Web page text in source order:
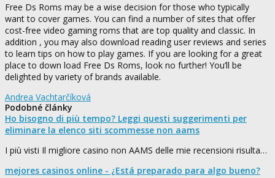
Free Ds Roms may be a wise decision for those who typically
want to cover games. You can find a number of sites that offer
cost-free video gaming roms that are top quality and classic. In
addition , you may also download reading user reviews and series
to learn tips on how to play games. If you are looking for a great
place to down load Free Ds Roms, look no further! You’ll be
delighted by variety of brands available.
Andrea Vachtarčíková
Podobné články
Ho bisogno di più tempo? Leggi questi suggerimenti per
eliminare la elenco siti scommesse non aams
I più visti Il migliore casino non AAMS delle mie recensioni risulta…
mejores casinos online - ¿Está preparado para algo bueno?